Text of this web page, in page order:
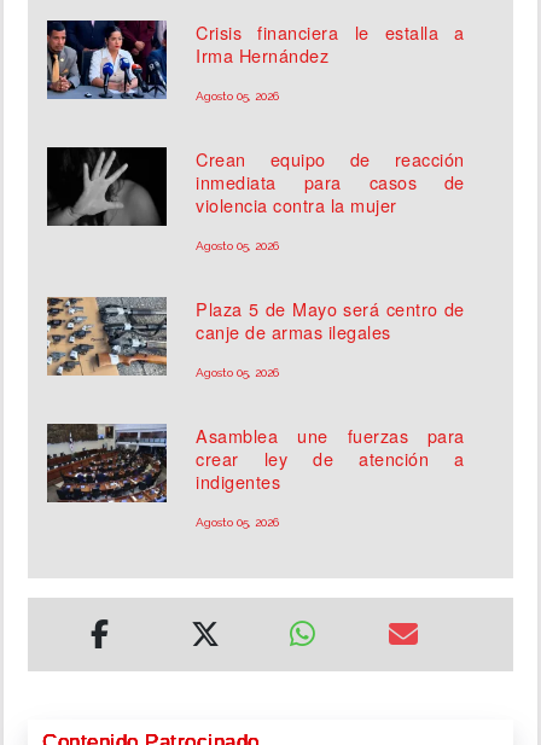
Crisis financiera le estalla a
Irma Hernández
Agosto 05, 2026
Crean equipo de reacción
inmediata para casos de
violencia contra la mujer
Agosto 05, 2026
Plaza 5 de Mayo será centro de
canje de armas ilegales
Agosto 05, 2026
Asamblea une fuerzas para
crear ley de atención a
indigentes
Agosto 05, 2026